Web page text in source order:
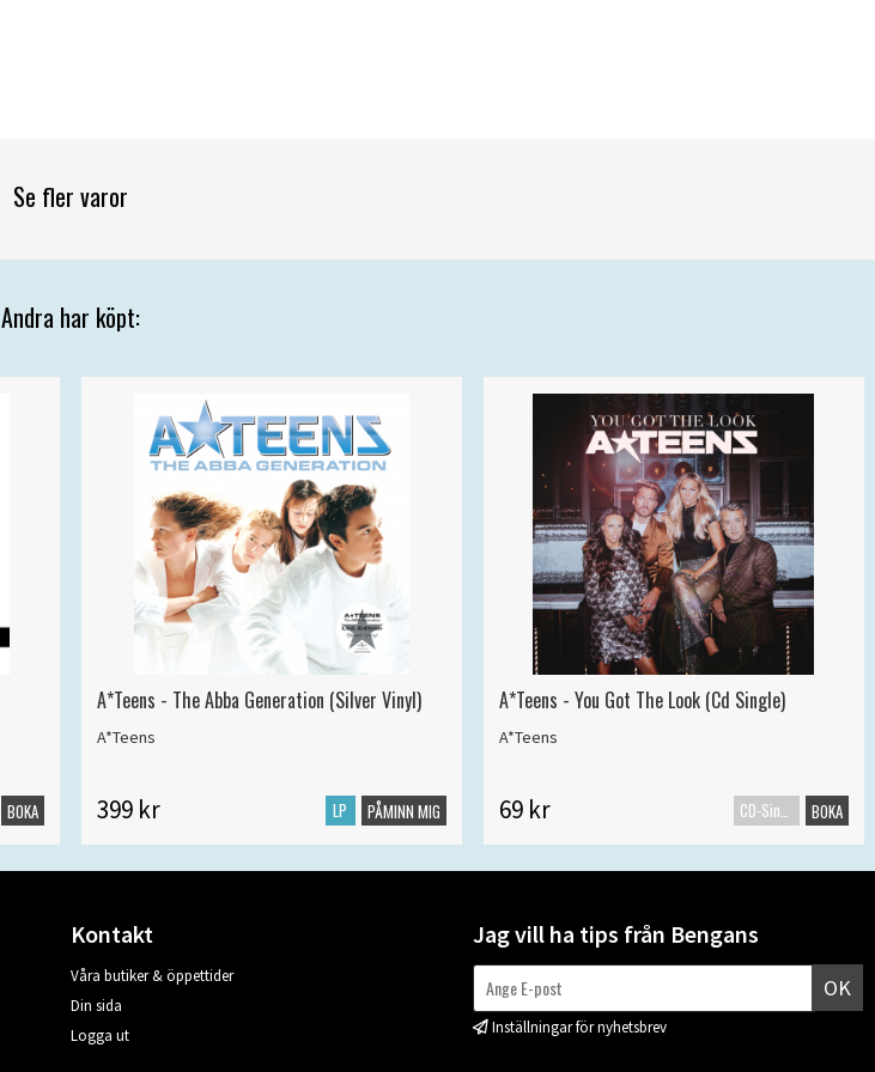
Se fler varor
Andra har köpt:
BOKA
A*Teens - The Abba Generation (Silver Vinyl)
A*Teens
399 kr LP PÅMINN MIG
A*Teens - You Got The Look (Cd Single)
A*Teens
69 kr CD-Singel BOKA
Kontakt
Våra butiker & öppettider
Din sida
Logga ut
Jag vill ha tips från Bengans
OK
Inställningar för nyhetsbrev